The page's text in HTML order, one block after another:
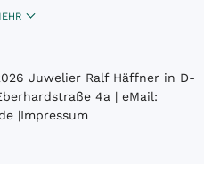
Juwelier Ralf Häffner in D-
4a | eMail:
|Impressum